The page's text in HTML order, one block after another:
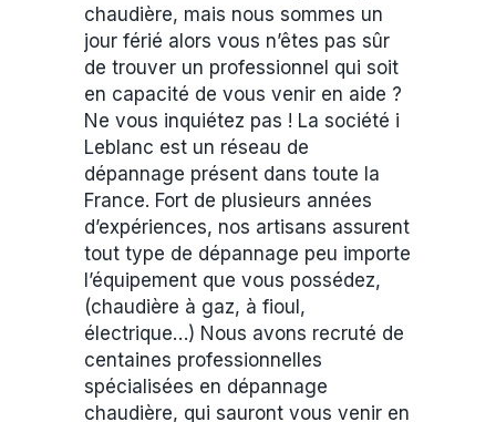
chaudière, mais nous sommes un
jour férié alors vous n’êtes pas sûr
de trouver un professionnel qui soit
en capacité de vous venir en aide ?
Ne vous inquiétez pas ! La société i
Leblanc est un réseau de
dépannage présent dans toute la
France. Fort de plusieurs années
d’expériences, nos artisans assurent
tout type de dépannage peu importe
l’équipement que vous possédez,
(chaudière à gaz, à fioul,
électrique…) Nous avons recruté de
centaines professionnelles
spécialisées en dépannage
chaudière, qui sauront vous venir en